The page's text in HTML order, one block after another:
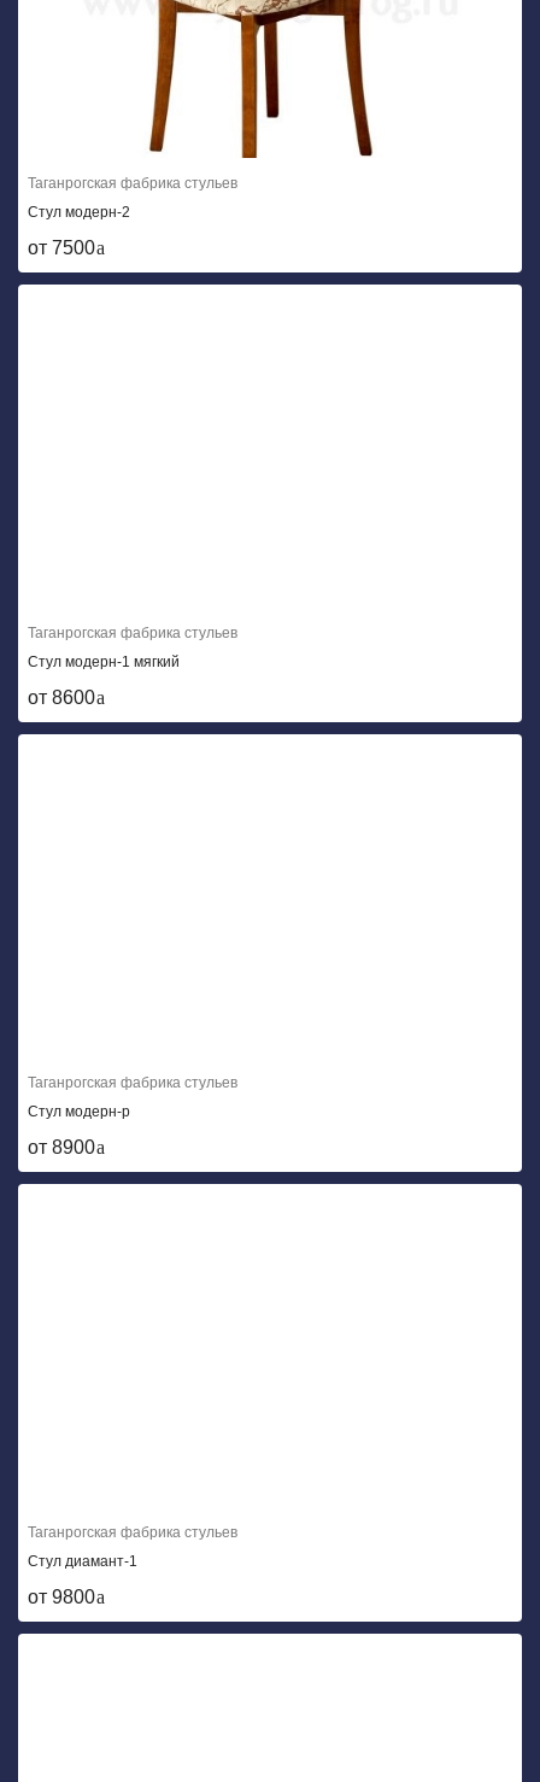
Таганрогская фабрика стульев
Стул модерн-2
от 7500
Таганрогская фабрика стульев
Стул модерн-1 мягкий
от 8600
Таганрогская фабрика стульев
Стул модерн-р
от 8900
Таганрогская фабрика стульев
Стул диамант-1
от 9800